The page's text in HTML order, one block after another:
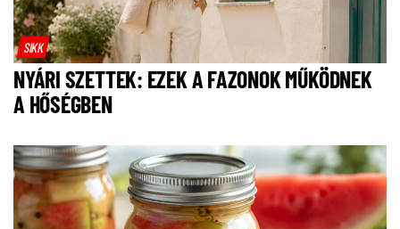
SIKK
NYÁRI SZETTEK: EZEK A FAZONOK MŰKÖDNEK
A HŐSÉGBEN